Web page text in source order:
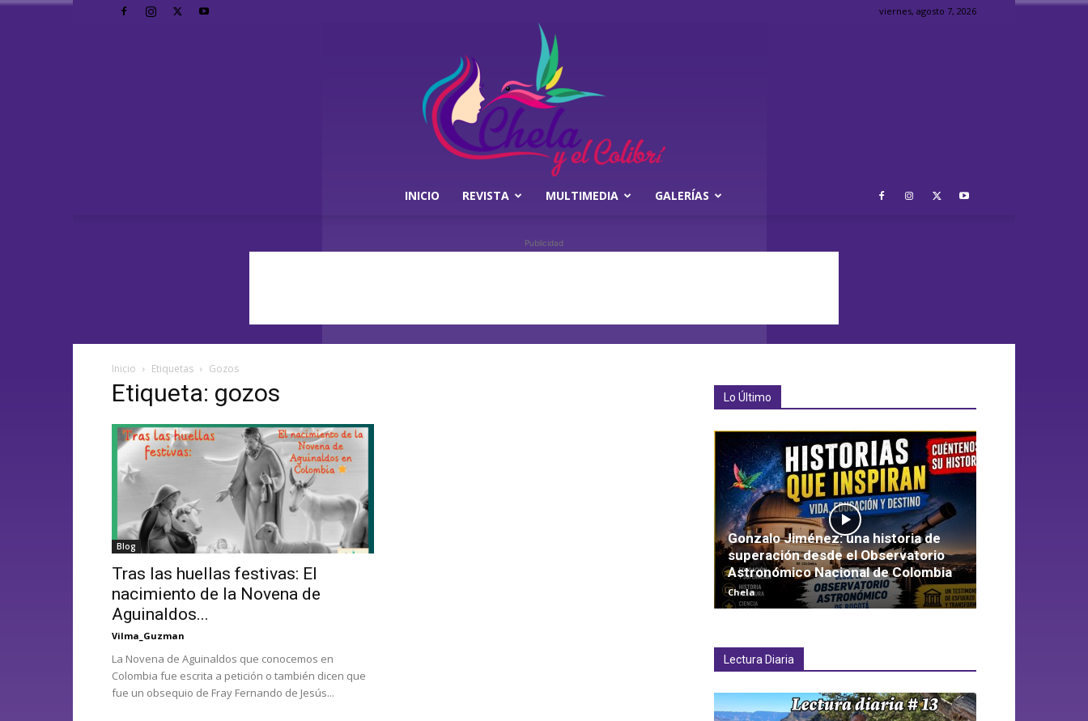
viernes, agosto 7, 2026
INICIO REVISTA MULTIMEDIA GALERÍAS
Publicidad
Inicio Etiquetas Gozos
Etiqueta: gozos
Blog
Tras las huellas festivas: El
nacimiento de la Novena de
Aguinaldos...
Vilma_Guzman
La Novena de Aguinaldos que conocemos en
Colombia fue escrita a petición o también dicen que
fue un obsequio de Fray Fernando de Jesús...
Lo Último
Gonzalo Jiménez: una historia de
superación desde el Observatorio
Astronómico Nacional de Colombia
Chela
Lectura Diaria